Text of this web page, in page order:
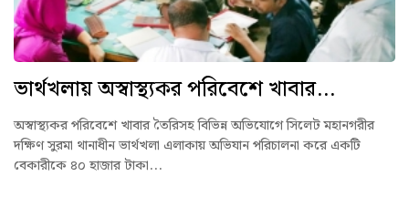
ভার্থখলায় অস্বাস্থ্যকর পরিবেশে খাবার...
অস্বাস্থ্যকর পরিবেশে খাবার তৈরিসহ বিভিন্ন অভিযোগে সিলেট মহানগরীর
দক্ষিণ সুরমা থানাধীন ভার্থখলা এলাকায় অভিযান পরিচালনা করে একটি
বেকারীকে ৪০ হাজার টাকা...